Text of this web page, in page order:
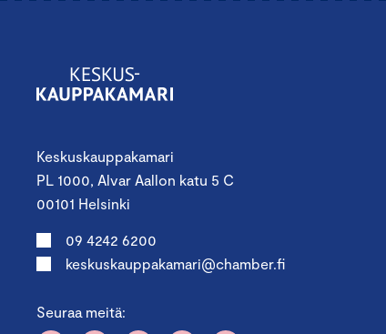
Keskuskauppakamari
PL 1000, Alvar Aallon katu 5 C
00101 Helsinki
09 4242 6200
keskuskauppakamari@chamber.fi
Seuraa meitä: